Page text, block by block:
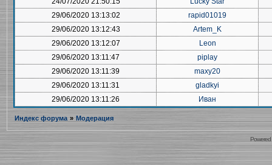
29/06/2020 13:13:02
rapid01019
29/06/2020 13:12:43
Artem_K
29/06/2020 13:12:07
Leon
29/06/2020 13:11:47
piplay
29/06/2020 13:11:39
maxy20
29/06/2020 13:11:31
gladkyi
29/06/2020 13:11:26
Иван
Индекс форума » Модерация